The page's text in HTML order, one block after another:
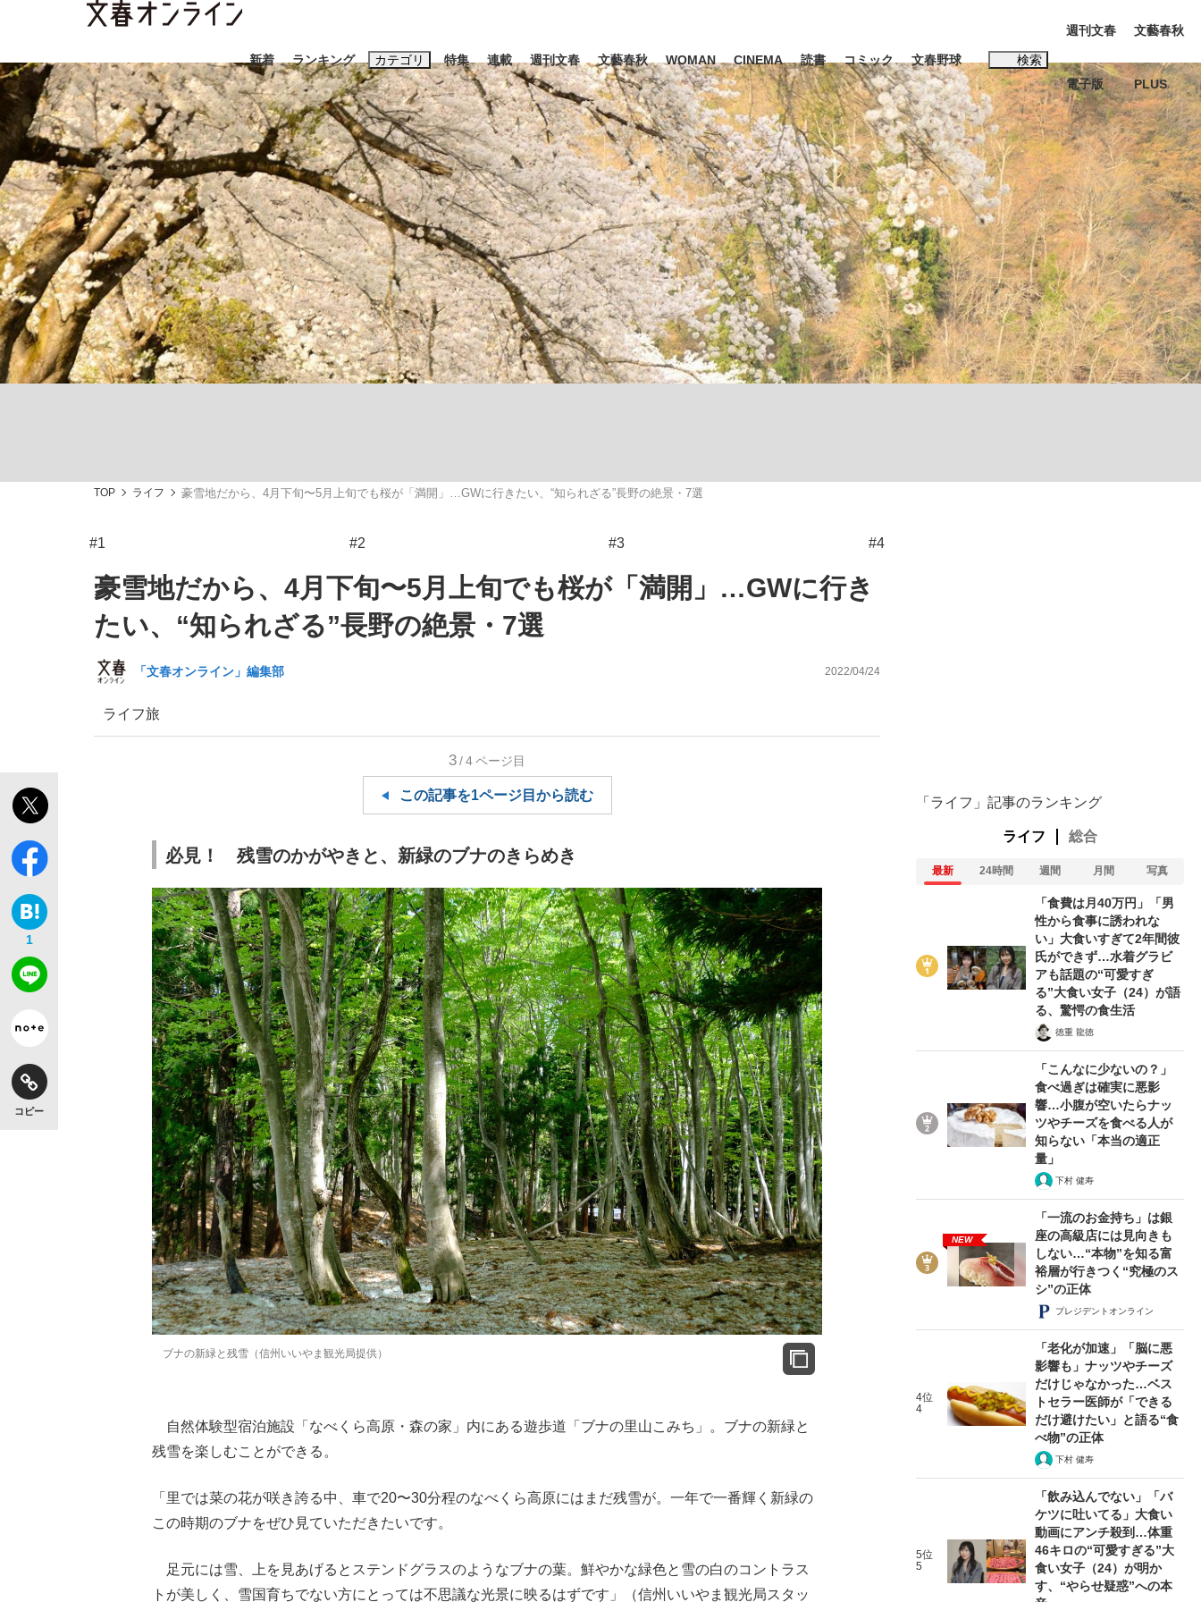
新着 ランキング カテゴリ
スクープ ニュース エンタメ ライフ ビジネス インタビュー 読書
「90%は失敗する。でも…」本田圭佑が初めて明かした日本代表監督に... 「最悪の空気のまま解散」WBC日本代表“敗戦”の真実 選手が明かす...
「目標達成できなかったからと言って…」サッカー日本代表・森保一監督...
特集
終戦から81年
観る将棋、読む将棋
連載 週刊文春 文藝春秋 WOMAN CINEMA 読書 コミック 文春野球 検索
キーワード入力
おすすめのキーワードタグ一覧
#藤田晋 #三山凌輝 #高市早苗 #後藤真希 #城彰二 #内田有紀
#松田聖子
#玉木雄一郎
#亀和田武 #池上彰
週刊文春
電子版
文藝春秋
PLUS
TOP ライフ 豪雪地だから、4月下旬〜5月上旬でも桜が「満開」…GWに行きたい、“知られざる”長野の絶景・7選
#1 #2 #3 #4
豪雪地だから、4月下旬〜5月上旬でも桜が「満開」…GWに行き
たい、“知られざる”長野の絶景・7選
「文春オンライン」編集部 2022/04/24
ライフ旅
1
コピー
3/4ページ目
この記事を1ページ目から読む
必見！ 残雪のかがやきと、新緑のブナのきらめき
ブナの新緑と残雪（信州いいやま観光局提供）
自然体験型宿泊施設「なべくら高原・森の家」内にある遊歩道「ブナの里山こみち」。ブナの新緑と
残雪を楽しむことができる。
「里では菜の花が咲き誇る中、車で20〜30分程のなべくら高原にはまだ残雪が。一年で一番輝く新緑の
この時期のブナをぜひ見ていただきたいです。
足元には雪、上を見あげるとステンドグラスのようなブナの葉。鮮やかな緑色と雪の白のコントラス
トが美しく、雪国育ちでない方にとっては不思議な光景に映るはずです」（信州いいやま観光局スタッ
「ライフ」記事のランキング
ライフ 総合
最新 24時間 週間 月間 写真
「食費は月40万円」「男
性から食事に誘われな
い」大食いすぎて2年間彼
氏ができず…水着グラビ
アも話題の“可愛すぎ
る”大食い女子（24）が語
る、驚愕の食生活
徳重 龍徳
「こんなに少ないの？」
食べ過ぎは確実に悪影
響…小腹が空いたらナッ
ツやチーズを食べる人が
知らない「本当の適正
量」
下村 健寿
NEW
「一流のお金持ち」は銀
座の高級店には見向きも
しない…“本物”を知る富
裕層が行きつく“究極のス
シ”の正体
プレジデントオンライン
4位
4
「老化が加速」「脳に悪
影響も」ナッツやチーズ
だけじゃなかった…ベス
トセラー医師が「できる
だけ避けたい」と語る“食
べ物”の正体
下村 健寿
5位
5
「飲み込んでない」「バ
ケツに吐いてる」大食い
動画にアンチ殺到…体重
46キロの“可愛すぎる”大
食い女子（24）が明か
す、“やらせ疑惑”への本